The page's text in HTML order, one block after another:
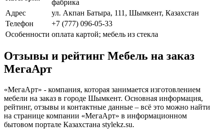
фабрика
Адрес
ул. Акпан Батыра, 111, Шымкент, Казахстан
Телефон
+7 (777) 096-05-33
Особенности оплата картой; мебель из стекла
Отзывы и рейтинг Мебель на заказ
МегаАрт
«МегаАрт» - компания, которая занимается изготовлением
мебели на заказ в городе Шымкент. Основная информация,
рейтинг, отзывы и контактные данные – всё это можно найти
на странице компании «МегаАрт» в информационном
бытовом портале Казахстана stylekz.su.